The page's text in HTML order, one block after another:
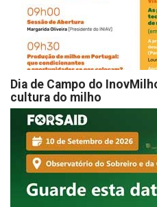
Dia de Campo do
cultura do milho